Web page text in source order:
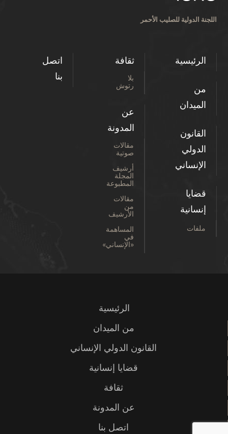
اللجنة الدولية للصليب الأحمر
الرئيسية
من
الميدان
القانون
الدولي
الإنساني
قضايا
إنسانية
ملفات
ثقافة
بلا
رتوش
عن
المدونة
مقالات
صوتية
أرشيف
المجلة
المطبوعة
مقالات
من
الأرشيف
المساهمة
في
«الإنساني»
اتصل
بنا
الرئيسية
من الميدان
القانون الدولي الإنساني
قضايا إنسانية
ثقافة
عن المدونة
اتصل بنا